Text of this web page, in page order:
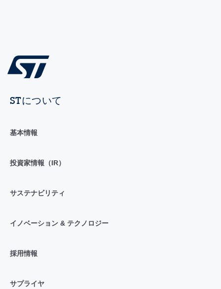
STについて
基本情報
投資家情報（IR）
サステナビリティ
イノベーション & テクノロジー
採用情報
サプライヤ